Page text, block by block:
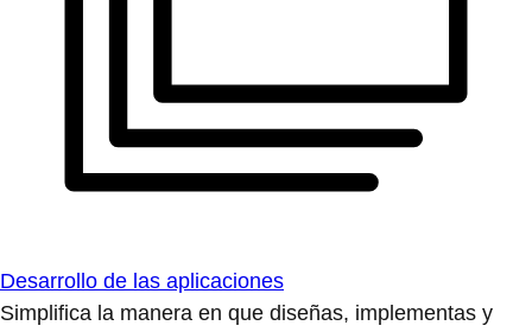
Desarrollo de las aplicaciones
Simplifica la manera en que diseñas, implementas y